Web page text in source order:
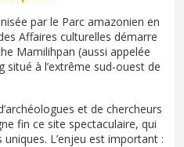
par le Parc amazonien en
Affaires culturelles démarre
Mamilihpan (aussi appelée
situé à l’extrême sud-ouest de
et de chercheurs
fin ce site spectaculaire, qui
L’enjeu est important :